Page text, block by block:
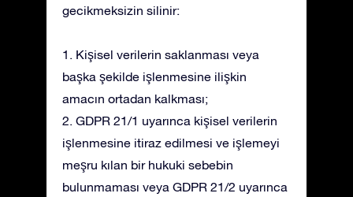
gecikmeksizin silinir:
1. Kişisel verilerin saklanması veya
başka şekilde işlenmesine ilişkin
amacın ortadan kalkması;
2. GDPR 21/1 uyarınca kişisel verilerin
işlenmesine itiraz edilmesi ve işlemeyi
meşru kılan bir hukuki sebebin
bulunmaması veya GDPR 21/2 uyarınca